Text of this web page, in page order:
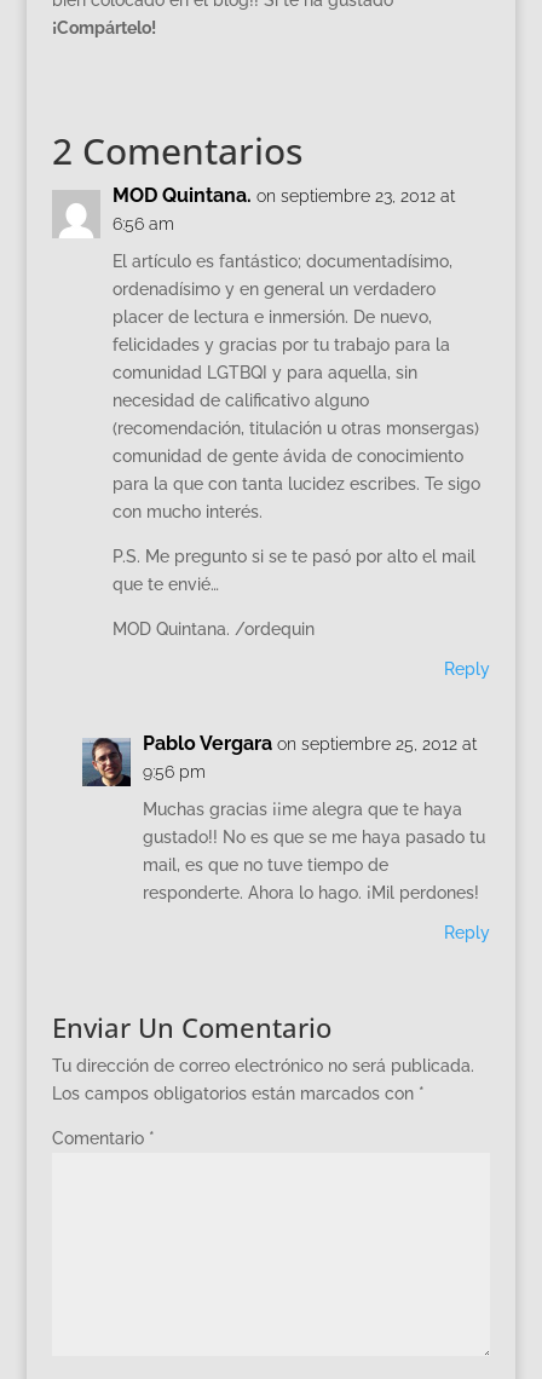
¡Compártelo!
2 Comentarios
MOD Quintana. on septiembre 23, 2012 at
6:56 am
El artículo es fantástico; documentadísimo,
ordenadísimo y en general un verdadero
placer de lectura e inmersión. De nuevo,
felicidades y gracias por tu trabajo para la
comunidad LGTBQI y para aquella, sin
necesidad de calificativo alguno
(recomendación, titulación u otras monsergas)
comunidad de gente ávida de conocimiento
para la que con tanta lucidez escribes. Te sigo
con mucho interés.
P.S. Me pregunto si se te pasó por alto el mail
que te envié…
MOD Quintana. /ordequin
Reply
Pablo Vergara on septiembre 25, 2012 at
9:56 pm
Muchas gracias ¡¡me alegra que te haya
gustado!! No es que se me haya pasado tu
mail, es que no tuve tiempo de
responderte. Ahora lo hago. ¡Mil perdones!
Reply
Enviar Un Comentario
Tu dirección de correo electrónico no será publicada.
Los campos obligatorios están marcados con *
Comentario *